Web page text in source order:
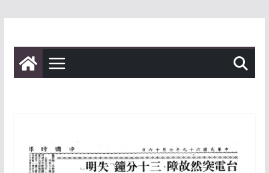
content